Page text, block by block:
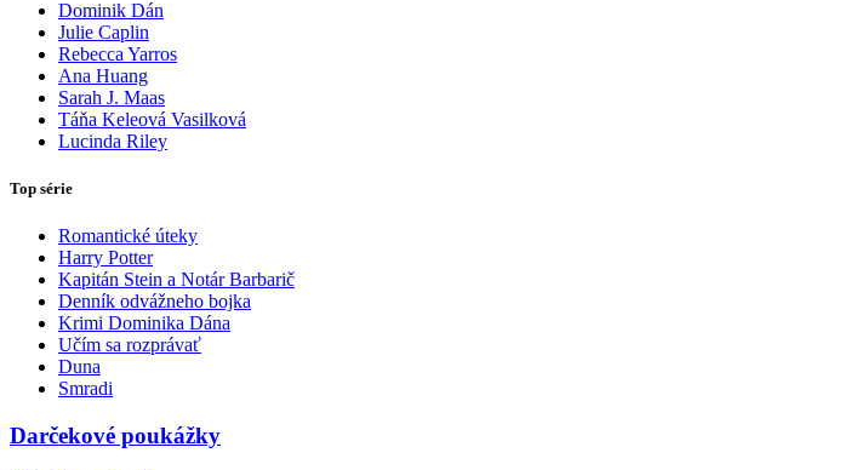
Dominik Dán
Julie Caplin
Rebecca Yarros
Ana Huang
Sarah J. Maas
Táňa Keleová Vasilková
Lucinda Riley
Top série
Romantické úteky
Harry Potter
Kapitán Stein a Notár Barbarič
Denník odvážneho bojka
Krimi Dominika Dána
Učím sa rozprávať
Duna
Smradi
Darčekové poukážky